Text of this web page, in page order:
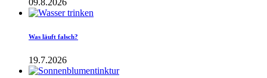
09.8.2026
Was läuft falsch?
19.7.2026